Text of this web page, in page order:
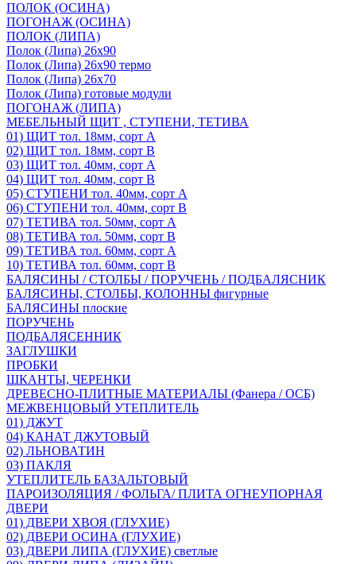
ПОЛОК (ОСИНА)
ПОГОНАЖ (ОСИНА)
ПОЛОК (ЛИПА)
Полок (Липа) 26х90
Полок (Липа) 26х90 термо
Полок (Липа) 26х70
Полок (Липа) готовые модули
ПОГОНАЖ (ЛИПА)
МЕБЕЛЬНЫЙ ЩИТ , СТУПЕНИ, ТЕТИВА
01) ЩИТ тол. 18мм, сорт А
02) ЩИТ тол. 18мм, сорт В
03) ЩИТ тол. 40мм, сорт А
04) ЩИТ тол. 40мм, сорт В
05) СТУПЕНИ тол. 40мм, сорт А
06) СТУПЕНИ тол. 40мм, сорт В
07) ТЕТИВА тол. 50мм, сорт А
08) ТЕТИВА тол. 50мм, сорт В
09) ТЕТИВА тол. 60мм, сорт А
10) ТЕТИВА тол. 60мм, сорт В
БАЛЯСИНЫ / СТОЛБЫ / ПОРУЧЕНЬ / ПОДБАЛЯСНИК
БАЛЯСИНЫ, СТОЛБЫ, КОЛОННЫ фигурные
БАЛЯСИНЫ плоские
ПОРУЧЕНЬ
ПОДБАЛЯСЕННИК
ЗАГЛУШКИ
ПРОБКИ
ШКАНТЫ, ЧЕРЕНКИ
ДРЕВЕСНО-ПЛИТНЫЕ МАТЕРИАЛЫ (Фанера / ОСБ)
МЕЖВЕНЦОВЫЙ УТЕПЛИТЕЛЬ
01) ДЖУТ
04) КАНАТ ДЖУТОВЫЙ
02) ЛЬНОВАТИН
03) ПАКЛЯ
УТЕПЛИТЕЛЬ БАЗАЛЬТОВЫЙ
ПАРОИЗОЛЯЦИЯ / ФОЛЬГА/ ПЛИТА ОГНЕУПОРНАЯ
ДВЕРИ
01) ДВЕРИ ХВОЯ (ГЛУХИЕ)
02) ДВЕРИ ОСИНА (ГЛУХИЕ)
03) ДВЕРИ ЛИПА (ГЛУХИЕ) светлые